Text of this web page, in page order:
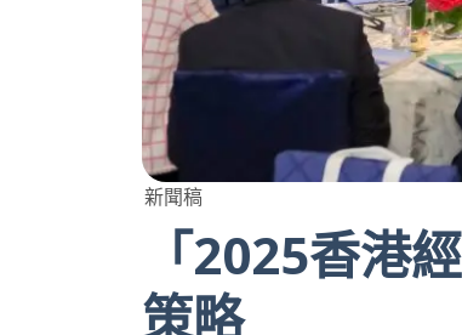
新聞稿
「2025香港
策略